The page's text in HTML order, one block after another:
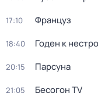
17:10 Француз
18:40 Годен к
20:15 Парсуна
21:05 Бесогон TV